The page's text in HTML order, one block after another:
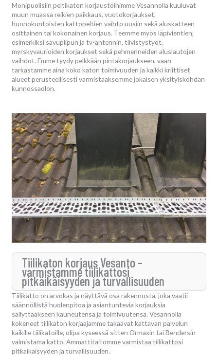
Monipuolisiin peltikaton korjaustöihimme Vesannolla kuuluvat
muun muassa reikien paikkaus, vuotokorjaukset,
huonokuntoisten kattopeltien vaihto uusiin sekä aluskatteen
osittainen tai kokonainen korjaus. Teemme myös läpivientien,
esimerkiksi savupiipun ja tv-antennin, tiivistystyöt,
myrskyvaurioiden korjaukset sekä pehmenneiden aluslautojen
vaihdot. Emme tyydy pelkkään pintakorjaukseen, vaan
tarkastamme aina koko katon toimivuuden ja kaikki kriittiset
alueet perusteellisesti varmistaaksemme jokaisen yksityiskohdan
kunnossaolon.
Tiilikaton korjaus Vesanto –
varmistamme tiilikattosi
pitkäikäisyyden ja turvallisuuden
Tiilikatto on arvokas ja näyttävä osa rakennusta, joka vaatii
säännöllistä huolenpitoa ja asiantuntevia korjauksia
säilyttääkseen kauneutensa ja toimivuutensa. Vesannolla
kokeneet tiilikaton korjaajamme takaavat kattavan palvelun
kaikille tiilikatoille, olipa kyseessä sitten Ormaxin tai Bendersin
valmistama katto. Ammattitaitomme varmistaa tiilikattosi
pitkäikäisyyden ja turvallisuuden.